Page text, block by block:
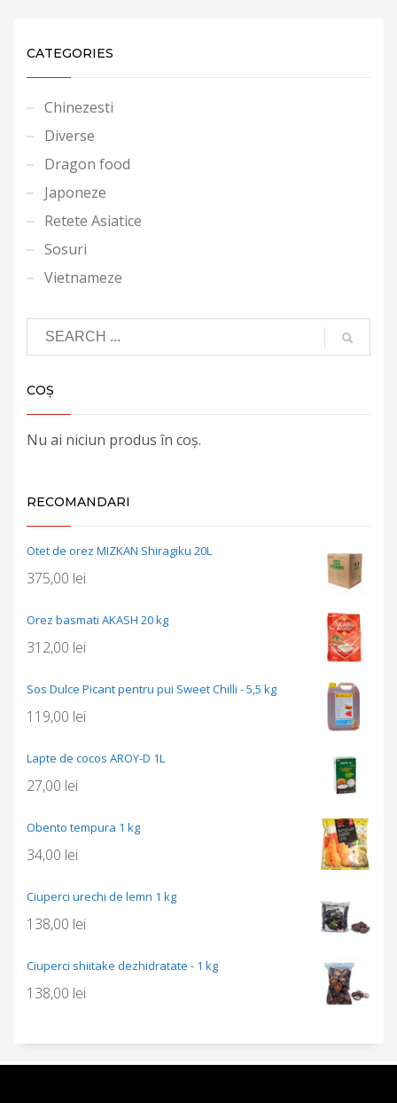
CATEGORIES
Chinezesti
Diverse
Dragon food
Japoneze
Retete Asiatice
Sosuri
Vietnameze
COȘ
Nu ai niciun produs în coș.
RECOMANDARI
Otet de orez MIZKAN Shiragiku 20L
375,00 lei
Orez basmati AKASH 20 kg
312,00 lei
Sos Dulce Picant pentru pui Sweet Chilli - 5,5 kg
119,00 lei
Lapte de cocos AROY-D 1L
27,00 lei
Obento tempura 1 kg
34,00 lei
Ciuperci urechi de lemn 1 kg
138,00 lei
Ciuperci shiitake dezhidratate - 1 kg
138,00 lei